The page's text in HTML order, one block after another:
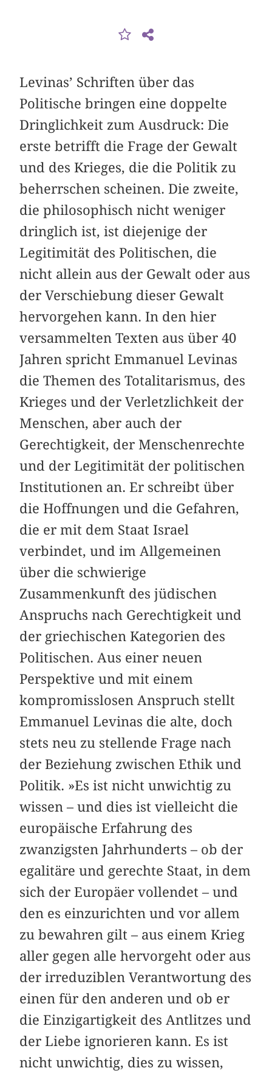
Levinas’ Schriften über das
Politische bringen eine doppelte
Dringlichkeit zum Ausdruck: Die
erste betrifft die Frage der Gewalt
und des Krieges, die die Politik zu
beherrschen scheinen. Die zweite,
die philosophisch nicht weniger
dringlich ist, ist diejenige der
Legitimität des Politischen, die
nicht allein aus der Gewalt oder aus
der Verschiebung dieser Gewalt
hervorgehen kann. In den hier
versammelten Texten aus über 40
Jahren spricht Emmanuel Levinas
die Themen des Totalitarismus, des
Krieges und der Verletzlichkeit der
Menschen, aber auch der
Gerechtigkeit, der Menschenrechte
und der Legitimität der politischen
Institutionen an. Er schreibt über
die Hoffnungen und die Gefahren,
die er mit dem Staat Israel
verbindet, und im Allgemeinen
über die schwierige
Zusammenkunft des jüdischen
Anspruchs nach Gerechtigkeit und
der griechischen Kategorien des
Politischen. Aus einer neuen
Perspektive und mit einem
kompromisslosen Anspruch stellt
Emmanuel Levinas die alte, doch
stets neu zu stellende Frage nach
der Beziehung zwischen Ethik und
Politik. »Es ist nicht unwichtig zu
wissen – und dies ist vielleicht die
europäische Erfahrung des
zwanzigsten Jahrhunderts – ob der
egalitäre und gerechte Staat, in dem
sich der Europäer vollendet – und
den es einzurichten und vor allem
zu bewahren gilt – aus einem Krieg
aller gegen alle hervorgeht oder aus
der irreduziblen Verantwortung des
einen für den anderen und ob er
die Einzigartigkeit des Antlitzes und
der Liebe ignorieren kann. Es ist
nicht unwichtig, dies zu wissen,